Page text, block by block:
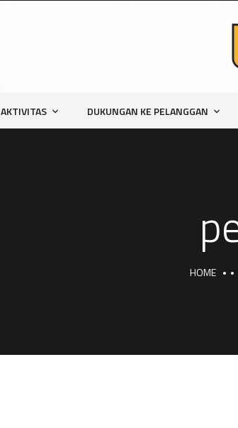
AKTIVITAS DUKUNGAN KE PELANGGAN
HOME